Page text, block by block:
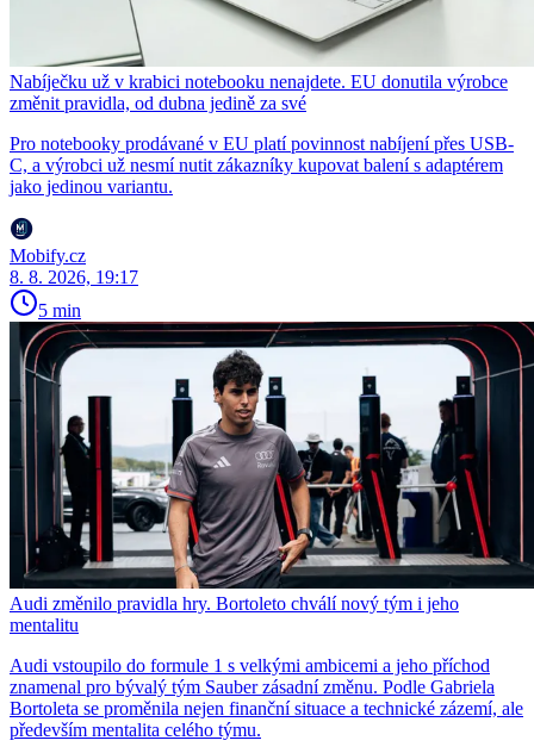
Nabíječku už v krabici notebooku nenajdete. EU donutila výrobce
změnit pravidla, od dubna jedině za své
Pro notebooky prodávané v EU platí povinnost nabíjení přes USB-
C, a výrobci už nesmí nutit zákazníky kupovat balení s adaptérem
jako jedinou variantu.
Mobify.cz
8. 8. 2026, 19:17
5 min
Audi změnilo pravidla hry. Bortoleto chválí nový tým i jeho
mentalitu
Audi vstoupilo do formule 1 s velkými ambicemi a jeho příchod
znamenal pro bývalý tým Sauber zásadní změnu. Podle Gabriela
Bortoleta se proměnila nejen finanční situace a technické zázemí, ale
především mentalita celého týmu.